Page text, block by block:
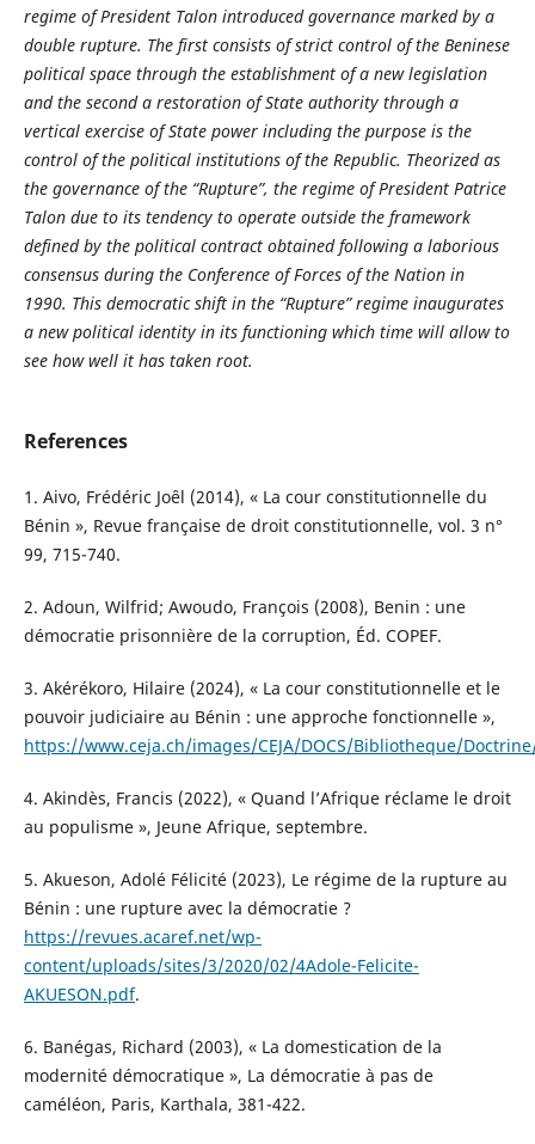
regime of President Talon introduced governance marked by a
double rupture. The first consists of strict control of the Beninese
political space through the establishment of a new legislation
and the second a restoration of State authority through a
vertical exercise of State power including the purpose is the
control of the political institutions of the Republic. Theorized as
the governance of the “Rupture”, the regime of President Patrice
Talon due to its tendency to operate outside the framework
defined by the political contract obtained following a laborious
consensus during the Conference of Forces of the Nation in
1990. This democratic shift in the “Rupture” regime inaugurates
a new political identity in its functioning which time will allow to
see how well it has taken root.
References
1. Aivo, Frédéric Joêl (2014), « La cour constitutionnelle du
Bénin », Revue française de droit constitutionnelle, vol. 3 n°
99, 715-740.
2. Adoun, Wilfrid; Awoudo, François (2008), Benin : une
démocratie prisonnière de la corruption, Éd. COPEF.
3. Akérékoro, Hilaire (2024), « La cour constitutionnelle et le
pouvoir judiciaire au Bénin : une approche fonctionnelle »,
https://www.ceja.ch/images/CEJA/DOCS/Bibliotheque/
4. Akindès, Francis (2022), « Quand l’Afrique réclame le droit
au populisme », Jeune Afrique, septembre.
5. Akueson, Adolé Félicité (2023), Le régime de la rupture au
Bénin : une rupture avec la démocratie ?
https://revues.acaref.net/wp-
content/uploads/sites/3/2020/02/4Adole-Felicite-
AKUESON.pdf.
6. Banégas, Richard (2003), « La domestication de la
modernité démocratique », La démocratie à pas de
caméléon, Paris, Karthala, 381-422.